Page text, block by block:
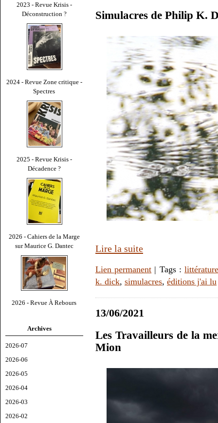
2023 - Revue Krisis -
Déconstruction ?
2024 - Revue Zone critique -
Spectres
2025 - Revue Krisis -
Décadence ?
2026 - Cahiers de la Marge
sur Maurice G. Dantec
2026 - Revue À Rebours
Archives
2026-07
2026-06
2026-05
2026-04
2026-03
2026-02
Simulacres de Philip K.
Lire la suite
Lien permanent | Tags :
k. dick, simulacres, éditions j'ai lu
13/06/2021
Les Travailleurs de la
Mion